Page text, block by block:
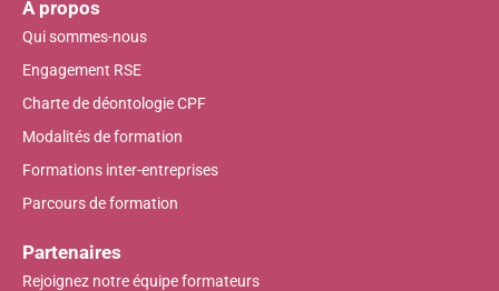
A propos
Qui sommes-nous
Engagement RSE
Charte de déontologie CPF
Modalités de formation
Formations inter-entreprises
Parcours de formation
Partenaires
Rejoignez notre équipe formateurs